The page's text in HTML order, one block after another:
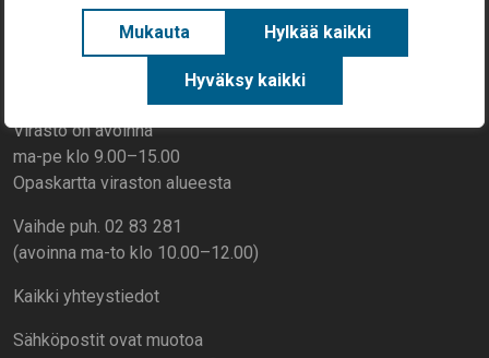
Mukauta Hylkää kaikki
Hyväksy kaikki
Yhteystiedot
Rantatie 268, 27800 Säkylä
Virasto on avoinna
ma-pe klo 9.00–15.00
Opaskartta viraston alueesta
Vaihde puh. 02 83 281
(avoinna ma-to klo 10.00–12.00)
Kaikki yhteystiedot
Sähköpostit ovat muotoa